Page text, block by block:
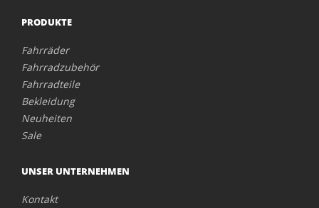
PRODUKTE
Fahrräder
Fahrradzubehör
Fahrradteile
Bekleidung
Neuheiten
Sale
UNSER UNTERNEHMEN
Kontakt